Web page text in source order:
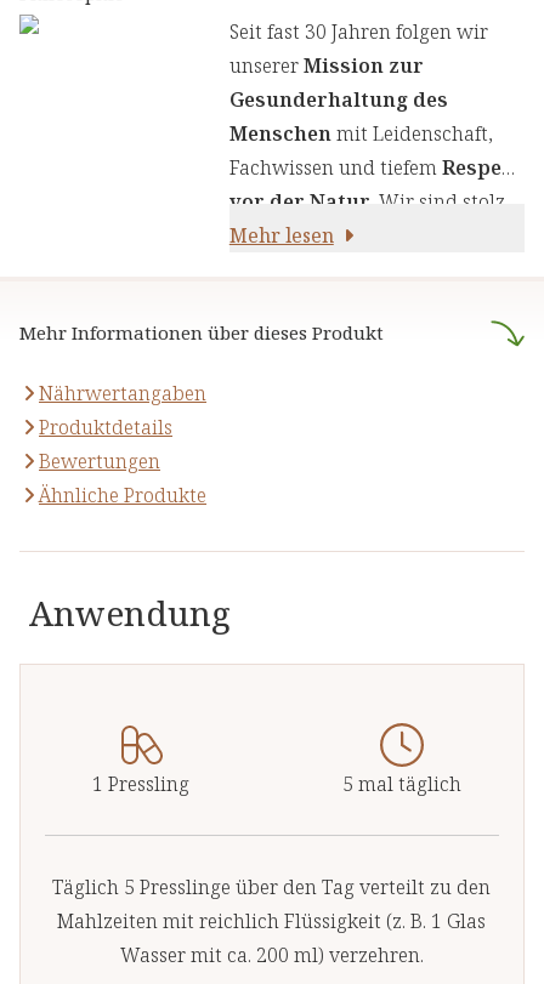
Wir legen großen Wert auf
einen genauen Auswahlprozess
unserer Inhaltsstoffe, um Ihnen
sorgfältig zusammengestellte
Produkte zu liefern. Wir nutzen
die Kraft von Kräutern,
Pflanzenstoffen und anderen
Wohlbefinden.
Mehr Informationen über dieses Produkt
Nährwertangaben
Produktdetails
Bewertungen
Ähnliche Produkte
Anwendung
1 Pressling 5 mal täglich
Täglich 5 Presslinge über den Tag verteilt zu den
Mahlzeiten mit reichlich Flüssigkeit (z. B. 1 Glas
Wasser mit ca. 200 ml) verzehren.
Seit fast 30 Jahren folgen wir
unsererMission zur
Gesunderhaltung des
Menschenmit Leidenschaft,
Fachwissen und tiefemRespekt
vor der Natur . Wir sind stolz
darauf,naturreine Produkte
stützen.
Mehr lesen